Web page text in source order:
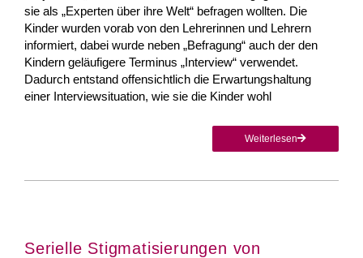
sie als „Experten über ihre Welt“ befragen wollten. Die
Kinder wurden vorab von den Lehrerinnen und Lehrern
informiert, dabei wurde neben „Befragung“ auch der den
Kindern geläufigere Terminus „Interview“ verwendet.
Dadurch entstand offensichtlich die Erwartungshaltung
einer Interviewsituation, wie sie die Kinder wohl
Weiterlesen
Serielle Stigmatisierungen von